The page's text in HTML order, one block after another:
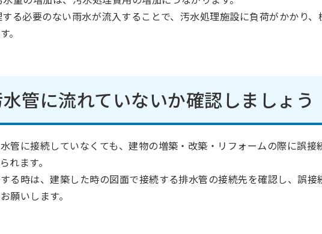
る必要のない雨水が流入することで、汚水処理施設に負荷がかかり
。
管に流れていないか確認しましょう
管に接続していなくても、建物の増築・改築・リフォームの際に誤接
れます。
る時は、建築した時の図面で接続する排水管の接続先を確認し、誤接
願いします。